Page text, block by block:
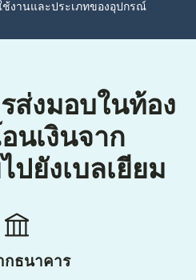
งานและประเภทของอุปกรณ์
ส่งมอบในท้อง
นเงินจาก
ปยังเบลเยียม
กธนาคาร